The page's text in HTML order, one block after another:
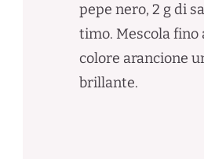
pepe nero, 2 g di
timo. Mescola fino
colore arancione
brillante.